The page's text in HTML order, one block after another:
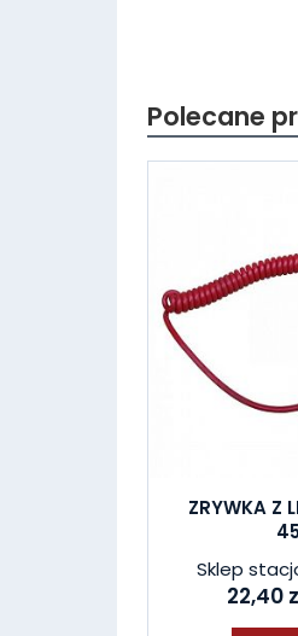
Polecane
ZRYWKA Z
Sklep
22,40